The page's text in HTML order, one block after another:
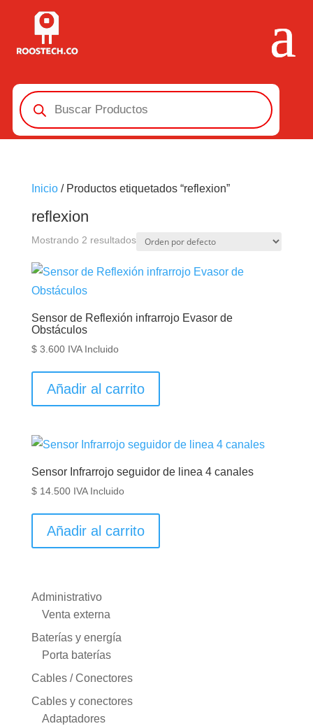
Búsqueda
de
productos
Inicio/ Productos etiquetados “reflexion”
reflexion
Mostrando 2 resultados
Sensor de Reflexión infrarrojo Evasor de
Obstáculos
$3.600 IVA Incluido
Añadir al carrito
Sensor Infrarrojo seguidor de linea 4 canales
$14.500 IVA Incluido
Añadir al carrito
Administrativo
Venta externa
Baterías y energía
Porta baterías
Cables / Conectores
Cables y conectores
Adaptadores